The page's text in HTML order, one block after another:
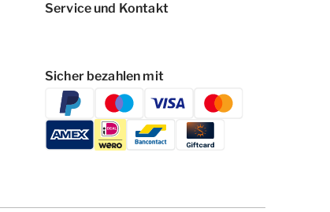
Service und Kontakt
Sicher bezahlen mit